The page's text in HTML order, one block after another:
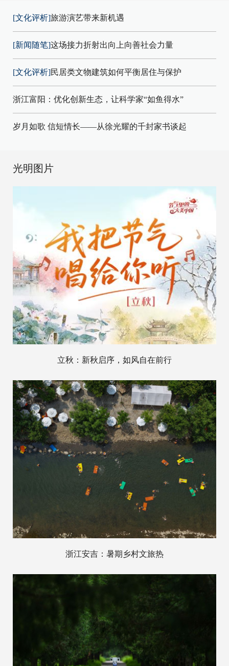
[文化评析]旅游演艺带来新机遇
[新闻随笔]这场接力折射出向上向善社会力量
[文化评析]民居类文物建筑如何平衡居住与保护
浙江富阳：优化创新生态，让科学家“如鱼得水”
岁月如歌 信短情长——从徐光耀的千封家书谈起
光明图片
立秋：新秋启序，如风自在前行
浙江安吉：暑期乡村文旅热